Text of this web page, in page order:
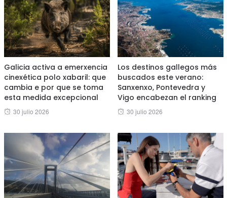
Galicia activa a emerxencia
cinexética polo xabaril: que
cambia e por que se toma
esta medida excepcional
Posted
30 julio 2026
Los destinos gallegos más
buscados este verano:
Sanxenxo, Pontevedra y
Vigo encabezan el ranking
Posted
30 julio 2026